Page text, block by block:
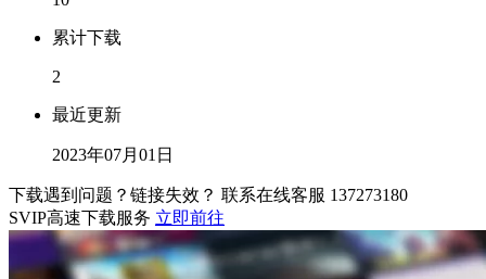
累计下载
2
最近更新
2023年07月01日
下载遇到问题？链接失效？ 联系在线客服 137273180
SVIP高速下载服务 立即前往